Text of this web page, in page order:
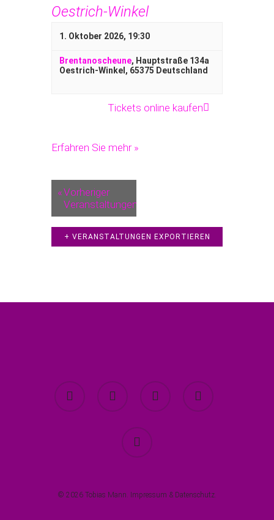
Oestrich-Winkel
1. Oktober 2026, 19:30
Brentanoscheune, Hauptstraße 134a
Oestrich-Winkel , 65375 Deutschland
Tickets online kaufen
Erfahren Sie mehr »
«Vorheriger
Veranstaltungen
+ VERANSTALTUNGEN EXPORTIEREN
© 2026 Tobias Mann. Impressum & Datenschutz.